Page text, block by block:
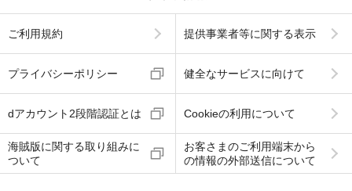
ご利用規約 提供事業者等に関する表示
プライバシーポリシー 健全なサービスに向けて
dアカウント2段階認証とは Cookieの利用について
海賊版に関する取り組みに
ついて
お客さまのご利用端末から
の情報の外部送信について